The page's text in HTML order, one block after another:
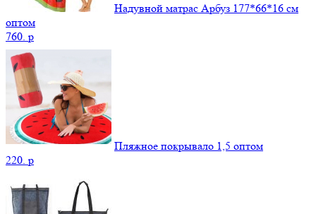
Надувной матрас Арбуз 177*66*16 см
оптом
760. p
Пляжное покрывало 1,5 оптом
220. p